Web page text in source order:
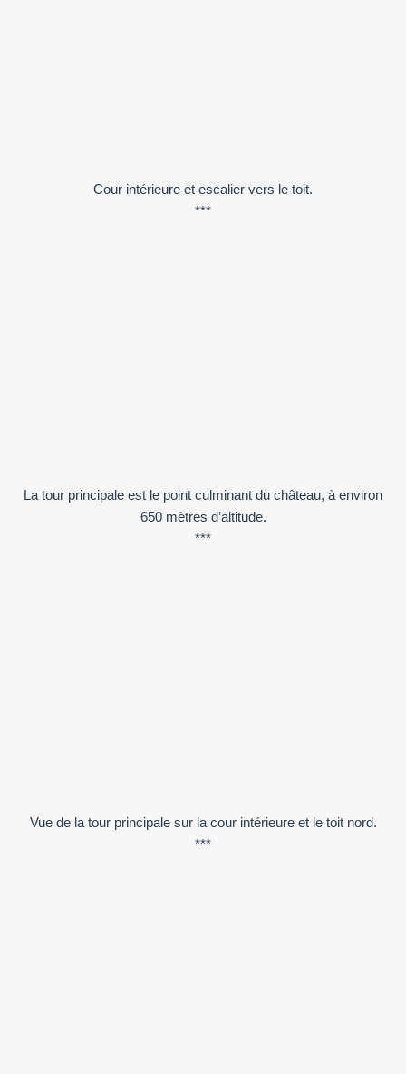
Cour intérieure et escalier vers le toit.
***
La tour principale est le point culminant du château, à environ
650 mètres d’altitude.
***
Vue de la tour principale sur la cour intérieure et le toit nord.
***